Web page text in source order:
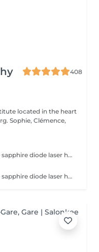
408
located in the heart
Permanent and Precise Solution The sapphire diode laser hair removal is an effective and long-lasting method for permanently removing hair. This treatment uses a light beam that targets the melanin in hair follicles, offering lasting results and a significant reduction in regrowth. The sapphire diode laser is known for its precision, speed, and comfort, thanks to a skin cooling system. It is ideal for areas such as the face, legs, underarms, or bikini line, leaving your skin smooth, silky, and hair-free. Before booking your appointment, please review our appointment policy on the homepage.
Permanent and Precise Solution The sapphire diode laser hair removal is an effective and long-lasting method for permanently removing hair. This treatment uses a light beam that targets the melanin in hair follicles, offering lasting results and a significant reduction in regrowth. The sapphire diode laser is known for its precision, speed, and comfort, thanks to a skin cooling system. It is ideal for areas such as the face, legs, underarms, or bikini line, leaving your skin smooth, silky, and hair-free. Before booking your appointment, please review our appointment policy on the homepage.